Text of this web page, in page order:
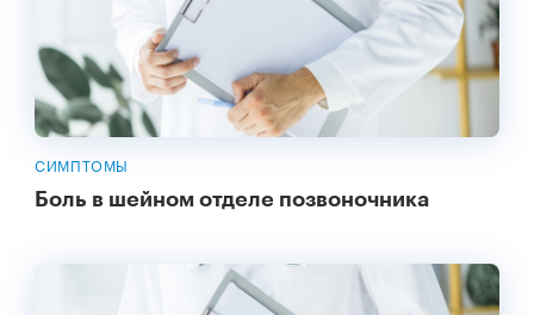
СИМПТОМЫ
Боль в шейном отделе позвоночника